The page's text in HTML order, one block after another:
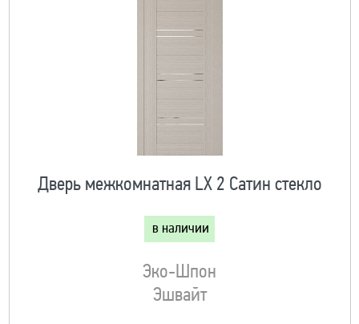
Дверь межкомнатная LX 2 Сатин стекло
в наличии
Эко-Шпон
Эшвайт